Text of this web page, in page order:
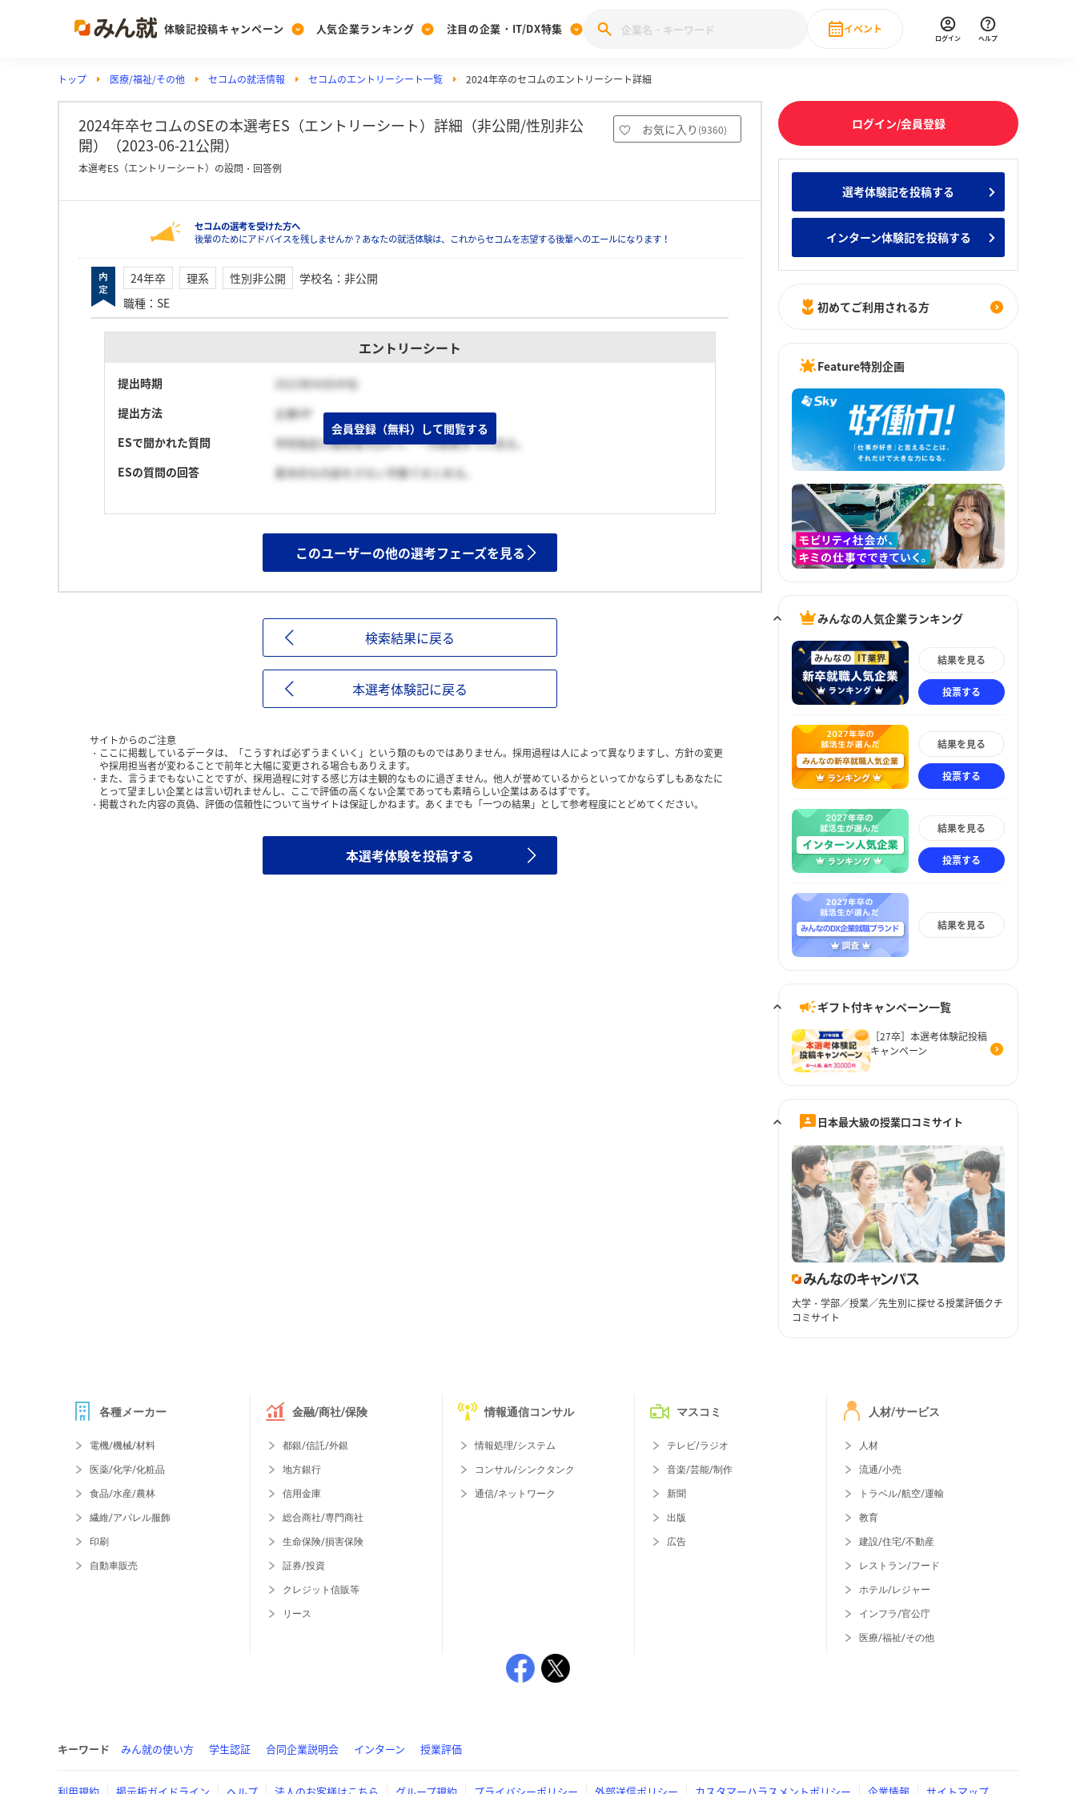
体験記投稿キャンペーン
Post
投稿する
[27卒] 本選考体験記投稿キャンペーン
人気企業ランキング
Ranking
ランキングを見る
みんなのDX企業就職ブランド調査
Vote みんなの新卒就職人気企業ランキング みんなのインターン人気企業ランキ
注目の企業・IT/DX特集
PickUp
注目の企業特集
28卒 IT・DX現場社員インタビュー
動画で知ろう！業界・企業研究
イベント
直近のイベント一覧
ログイン ヘルプ
トップ 医療/福祉/その他 セコムの就活情報 セコムのエントリーシート一覧 2024年卒のセコムのエントリーシート詳細
2024年卒セコムのSEの本選考ES（エントリーシート）詳細（非公開/性別非公
開）（2023-06-21公開）
お気に入り (9360)
本選考ES（エントリーシート）の設問・回答例
セコムの選考を受けた方へ
後輩のためにアドバイスを残しませんか？あなたの就活体験は、これからセコムを志望する後輩へのエールになります！
24年卒 理系 性別非公開 学校名 ： 非公開
職種 ： SE
エントリーシート
提出時期
2023年04月中旬
提出方法
企業HP
ESで聞かれた質問
学校指定の履歴書をpdfで、一次面接までに送る。
ESの質問の回答
基本的な内容を少ない字数でまとめる。
会員登録（無料）して閲覧する
このユーザーの他の選考フェーズを見る
検索結果に戻る
本選考体験記に戻る
サイトからのご注意
ここに掲載しているデータは、「こうすれば必ずうまくいく」という類のものではありません。採用過程は人によって異なりますし、方針の変更
や採用担当者が変わることで前年と大幅に変更される場合もありえます。
また、言うまでもないことですが、採用過程に対する感じ方は主観的なものに過ぎません。他人が誉めているからといってかならずしもあなたに
とって望ましい企業とは言い切れませんし、ここで評価の高くない企業であっても素晴らしい企業はあるはずです。
掲載された内容の真偽、評価の信頼性について当サイトは保証しかねます。あくまでも「一つの結果」として参考程度にとどめてください。
本選考体験を投稿する
ログイン/会員登録
選考体験記を投稿する
インターン体験記を投稿する
初めてご利用される方
Feature特別企画
みんなの人気企業ランキング
結果を見る
投票する
結果を見る
投票する
結果を見る
投票する
結果を見る
ギフト付キャンペーン一覧
［27卒］本選考体験記投稿
キャンペーン
日本最大級の授業口コミサイト
大学・学部／授業／先生別に探せる授業評価クチ
コミサイト
各種メーカー
電機/機械/材料
医薬/化学/化粧品
食品/水産/農林
繊維/アパレル服飾
印刷
自動車販売
金融/商社/保険
都銀/信託/外銀
地方銀行
信用金庫
総合商社/専門商社
生命保険/損害保険
証券/投資
クレジット信販等
リース
情報通信コンサル
情報処理/システム
コンサル/シンクタンク
通信/ネットワーク
マスコミ
テレビ/ラジオ
音楽/芸能/制作
新聞
出版
広告
人材/サービス
人材
流通/小売
トラベル/航空/運輸
教育
建設/住宅/不動産
レストラン/フード
ホテル/レジャー
インフラ/官公庁
医療/福祉/その他
キーワード みん就の使い方 学生認証 合同企業説明会 インターン 授業評価